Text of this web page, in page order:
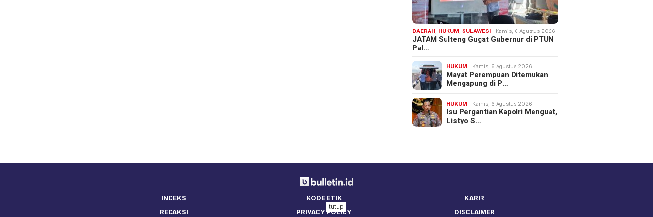
DAERAH, HUKUM, SULAWESI Kamis, 6 Agustus 2026
JATAM Sulteng Gugat Gubernur di PTUN
Pal…
HUKUM Kamis, 6 Agustus 2026
Mayat Perempuan Ditemukan
Mengapung di P…
HUKUM Kamis, 6 Agustus 2026
Isu Pergantian Kapolri Menguat,
Listyo S…
INDEKS KODE ETIK
KARIR
REDAKSI
PRIVACY POLICY DISCLAIMER
tutup